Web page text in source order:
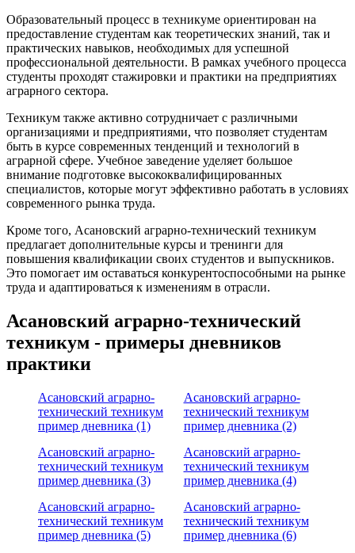
Образовательный процесс в техникуме ориентирован на
предоставление студентам как теоретических знаний, так и
практических навыков, необходимых для успешной
профессиональной деятельности. В рамках учебного процесса
студенты проходят стажировки и практики на предприятиях
аграрного сектора.
Техникум также активно сотрудничает с различными
организациями и предприятиями, что позволяет студентам
быть в курсе современных тенденций и технологий в
аграрной сфере. Учебное заведение уделяет большое
внимание подготовке высококвалифицированных
специалистов, которые могут эффективно работать в условиях
современного рынка труда.
Кроме того, Асановский аграрно-технический техникум
предлагает дополнительные курсы и тренинги для
повышения квалификации своих студентов и выпускников.
Это помогает им оставаться конкурентоспособными на рынке
труда и адаптироваться к изменениям в отрасли.
Асановский аграрно-технический
техникум - примеры дневников
практики
Асановский аграрно-
технический техникум
пример дневника (1)
Асановский аграрно-
технический техникум
пример дневника (2)
Асановский аграрно-
технический техникум
пример дневника (3)
Асановский аграрно-
технический техникум
пример дневника (4)
Асановский аграрно-
технический техникум
пример дневника (5)
Асановский аграрно-
технический техникум
пример дневника (6)